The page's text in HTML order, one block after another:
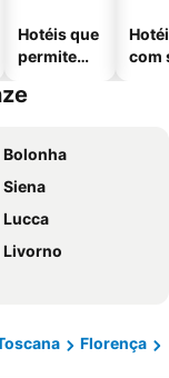
Hotéis que
permitem
com
Bolonha
Siena
Lucca
Livorno
Florença